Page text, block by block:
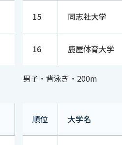
15 同志社大学
16 鹿屋体育大学
男子・背泳ぎ・200m
順位 大学名